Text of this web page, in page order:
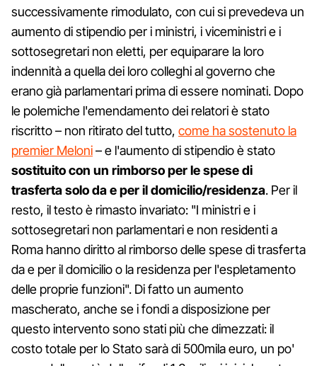
successivamente rimodulato, con cui si prevedeva un
aumento di stipendio per i ministri, i viceministri e i
sottosegretari non eletti, per equiparare la loro
indennità a quella dei loro colleghi al governo che
erano già parlamentari prima di essere nominati. Dopo
le polemiche l'emendamento dei relatori è stato
riscritto – non ritirato del tutto, come ha sostenuto la
premier Meloni– e l'aumento di stipendio è stato
sostituito con un rimborso per le spese di
trasferta solo da e per il domicilio/residenza. Per il
resto, il testo è rimasto invariato: "I ministri e i
sottosegretari non parlamentari e non residenti a
Roma hanno diritto al rimborso delle spese di trasferta
da e per il domicilio o la residenza per l'espletamento
delle proprie funzioni". Di fatto un aumento
mascherato, anche se i fondi a disposizione per
questo intervento sono stati più che dimezzati: il
costo totale per lo Stato sarà di 500mila euro, un po'